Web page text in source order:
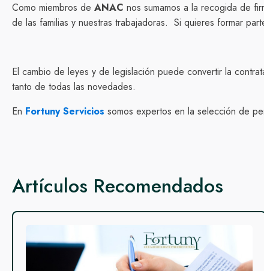
Como miembros de ANAC nos sumamos a la recogida de
de las familias y nuestras trabajadoras. Si quieres formar
El cambio de leyes y de legislación puede convertir la
tanto de todas las novedades.
En Fortuny Servicios somos expertos en la selección de
Artículos Recomendados